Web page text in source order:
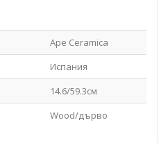
Ape Ceramica
Испания
14.6/59.3см
Wооd/дърво